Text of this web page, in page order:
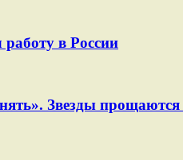
работу в России
Звезды